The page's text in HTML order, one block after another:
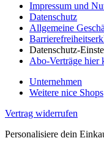
Impressum und
Datenschutz
Allgemeine
Datenschutz-
Abo-Verträge hier
Unternehmen
Weitere nice Shops
Vertrag widerrufen
Personalisiere dein